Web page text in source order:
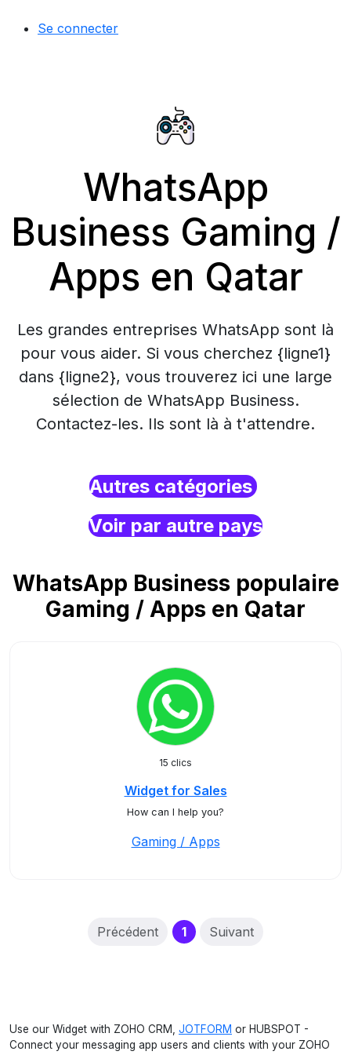
Se connecter
WhatsApp
Business Gaming /
Apps en Qatar
Les grandes entreprises WhatsApp sont là
pour vous aider. Si vous cherchez {ligne1}
dans {ligne2}, vous trouverez ici une large
sélection de WhatsApp Business.
Contactez-les. Ils sont là à t'attendre.
Autres catégories
Voir par autre pays
WhatsApp Business populaire
Gaming / Apps en Qatar
15 clics
Widget for Sales
How can I help you?
Gaming / Apps
Précédent 1(current)
Suivant
Use our Widget with ZOHO CRM, JOTFORM or HUBSPOT -
Connect your messaging app users and clients with your ZOHO